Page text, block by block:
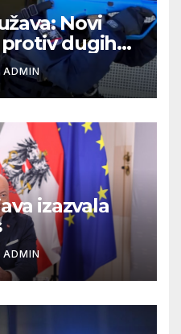
Novi
dugih
ADMIN
izazvala
ADMIN